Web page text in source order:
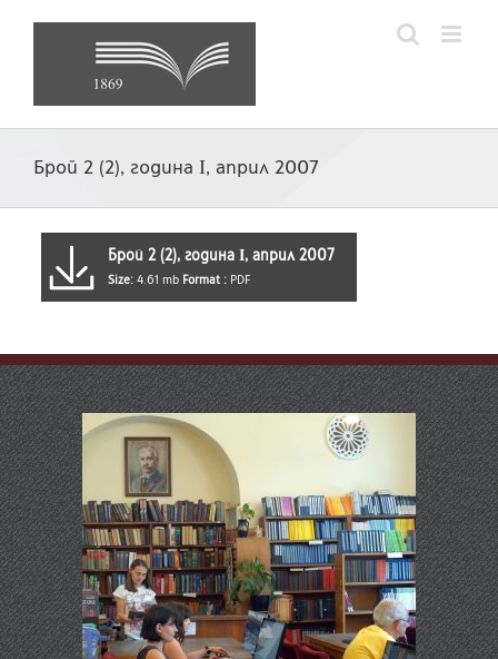
Брой 2 (2), година І, април 2007
Брой 2 (2), година І, април 2007
Size: 4.61 mb Format : PDF